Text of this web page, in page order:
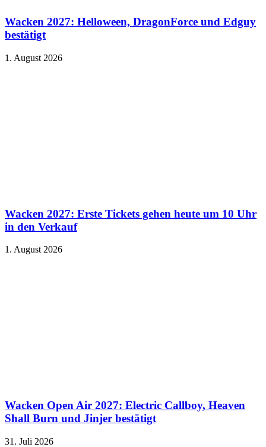
Wacken 2027: Helloween, DragonForce und Edguy
bestätigt
1. August 2026
Wacken 2027: Erste Tickets gehen heute um 10 Uhr
in den Verkauf
1. August 2026
Wacken Open Air 2027: Electric Callboy, Heaven
Shall Burn und Jinjer bestätigt
31. Juli 2026